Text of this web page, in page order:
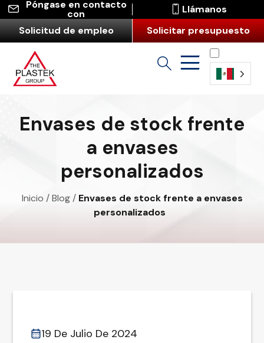
Póngase en contacto
con
Llámanos
Solicitud de empleo
Solicitar presupuesto
Envases de stock frente
a envases
personalizados
Inicio /Blog/ Envases de stock frente a envases
personalizados
19 De Julio De 2024